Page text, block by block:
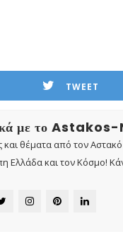
TWEET
με το
και θέματα από τον
Ελλάδα και τον Κόσμο!